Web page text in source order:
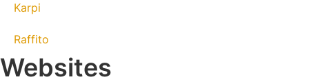
Karpi
Raffito
Websites